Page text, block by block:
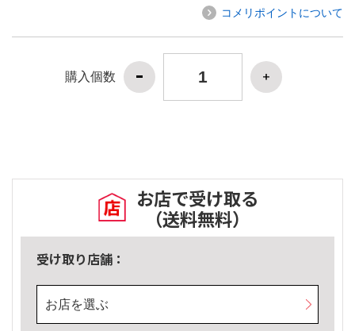
コメリポイントについて
購入個数
お店で受け取る
（送料無料）
受け取り店舗：
お店を選ぶ